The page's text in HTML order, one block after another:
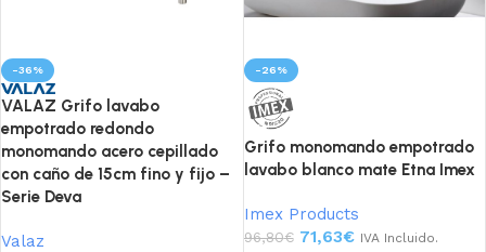
-36%
VALAZ Grifo lavabo
empotrado redondo
monomando acero cepillado
con caño de 15cm fino y fijo –
Serie Deva
Valaz
-26%
Grifo monomando empotrado
lavabo blanco mate Etna Imex
Imex Products
96,80€ 71,63€ IVA Incluido.